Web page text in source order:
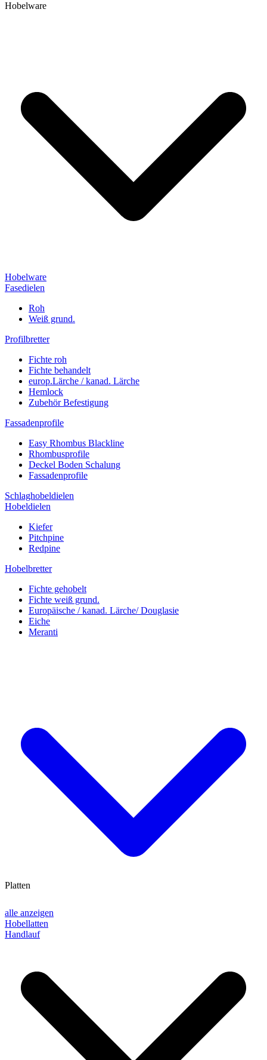
Hobelware
Hobelware
Fasedielen
Roh
Weiß grund.
Profilbretter
Fichte roh
Fichte behandelt
europ.Lärche / kanad. Lärche
Hemlock
Zubehör Befestigung
Fassadenprofile
Easy Rhombus Blackline
Rhombusprofile
Deckel Boden Schalung
Fassadenprofile
Schlaghobeldielen
Hobeldielen
Kiefer
Pitchpine
Redpine
Hobelbretter
Fichte gehobelt
Fichte weiß grund.
Europäische / kanad. Lärche/ Douglasie
Eiche
Meranti
alle anzeigen
Hobellatten
Handlauf
Platten